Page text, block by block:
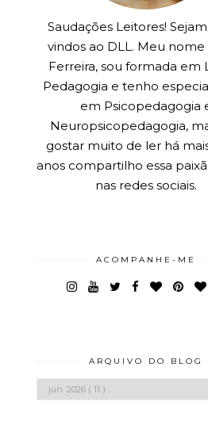
Saudações Leitores!
vindos ao DLL. Meu nome
Ferreira, sou formada em
Pedagogia e tenho
em Psicopedagogia
Neuropsicopedagogia,
gostar muito de ler há
anos compartilho essa
nas redes sociais.
ACOMPANHE-ME
ARQUIVO DO BLOG